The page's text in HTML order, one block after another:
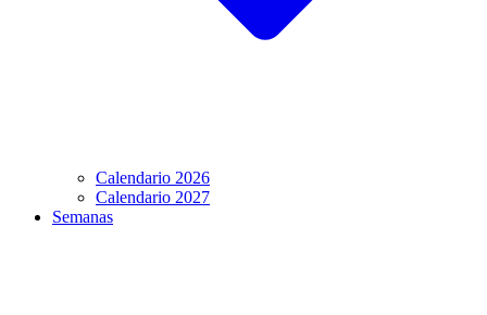
Calendario 2026
Calendario 2027
Semanas